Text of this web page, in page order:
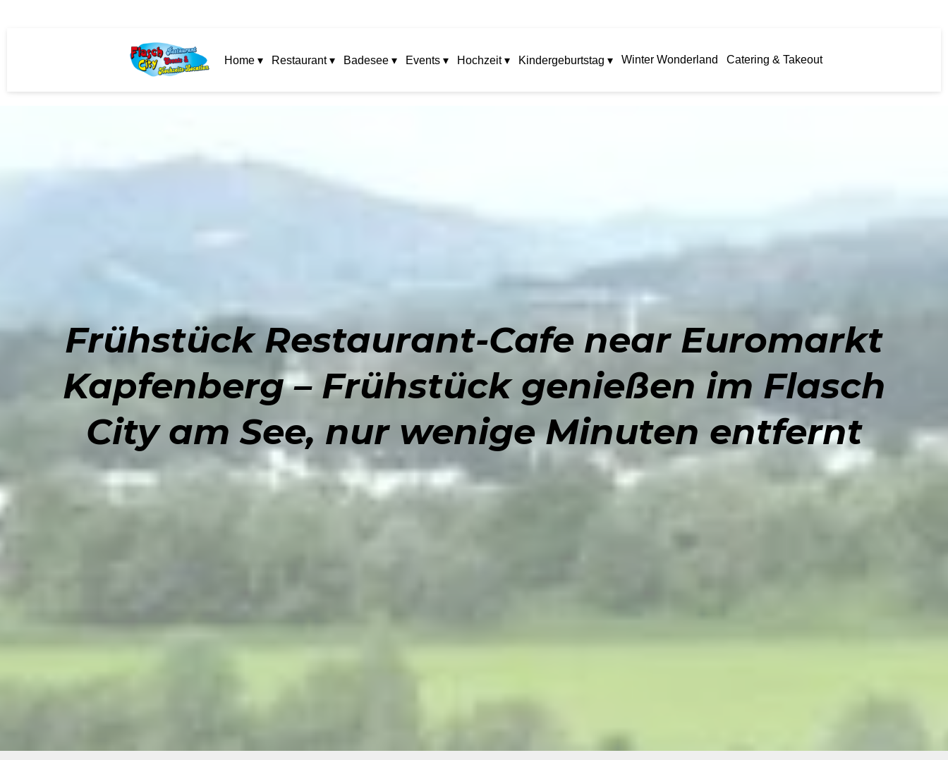
Home ▾ Restaurant ▾ Badesee ▾ Events ▾ Hochzeit ▾ Kindergeburtstag ▾ Winter Wonderland Catering & Takeout
Frühstück Restaurant-Cafe near Euromarkt
Kapfenberg – Frühstück genießen im Flasch
City am See, nur wenige Minuten entfernt